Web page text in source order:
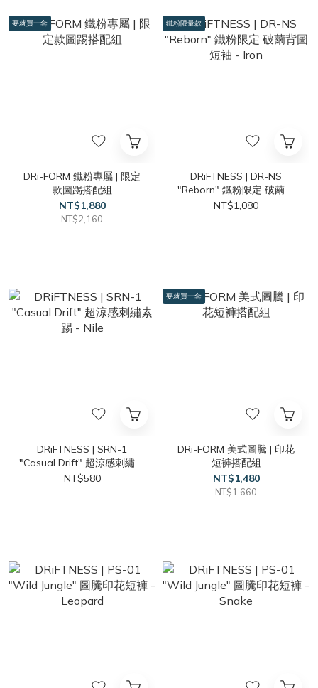
要就買一套
DRi-FORM 鐵粉專屬 | 限定
款圖踢搭配組
NT$1,880
NT$2,160
鐵粉限量款
DRiFTNESS | DR-NS
"Reborn" 鐵粉限定 破繭背
圖短袖 - Iron
NT$1,080
DRiFTNESS | SRN-1
"Casual Drift" 超涼感刺繡素
踢 - Nile
NT$580
要就買一套
DRi-FORM 美式圖騰 | 印花
短褲搭配組
NT$1,480
NT$1,660